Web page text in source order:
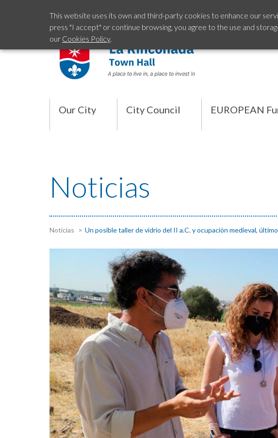
Our City City Council EUROPEAN
Noticias
Noticias Un posible taller de vidrio del II a.C. y ocupación medieval,
This website uses its own and third-party cookies to enhance our
press "I accept" or continue browsing, you agree to the use and
our Cookies Policy.